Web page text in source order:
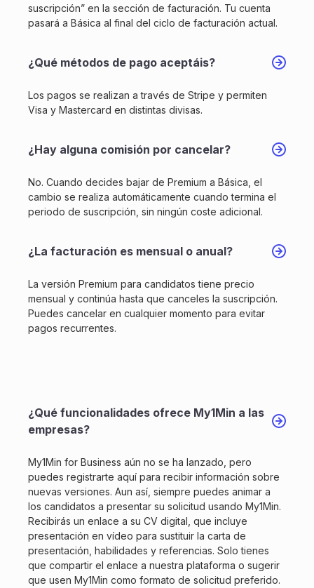
suscripción” en la sección de facturación. Tu cuenta
pasará a Básica al final del ciclo de facturación actual.
¿Qué métodos de pago aceptáis?
Los pagos se realizan a través de Stripe y permiten
Visa y Mastercard en distintas divisas.
¿Hay alguna comisión por cancelar?
No. Cuando decides bajar de Premium a Básica, el
cambio se realiza automáticamente cuando termina el
periodo de suscripción, sin ningún coste adicional.
¿La facturación es mensual o anual?
La versión Premium para candidatos tiene precio
mensual y continúa hasta que canceles la suscripción.
Puedes cancelar en cualquier momento para evitar
pagos recurrentes.
¿Qué funcionalidades ofrece My1Min a las
empresas?
My1Min for Business aún no se ha lanzado, pero
puedes registrarte aquí para recibir información sobre
nuevas versiones. Aun así, siempre puedes animar a
los candidatos a presentar su solicitud usando My1Min.
Recibirás un enlace a su CV digital, que incluye
presentación en vídeo para sustituir la carta de
presentación, habilidades y referencias. Solo tienes
que compartir el enlace a nuestra plataforma o sugerir
que usen My1Min como formato de solicitud preferido.